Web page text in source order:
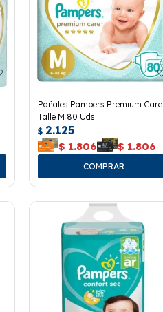
Pañales Pampers Premium Care
Talle M 80 Uds.
$ 2.125
$ 1.806 $ 1.806